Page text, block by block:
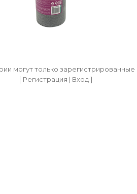
могут только зарегистрированные
[ Регистрация | Вход ]